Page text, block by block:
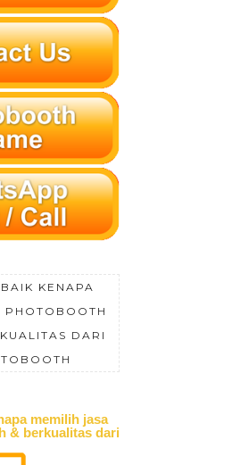
KENAPA
PHOTOBOOTH
DARI
memilih jasa
& berkualitas dari